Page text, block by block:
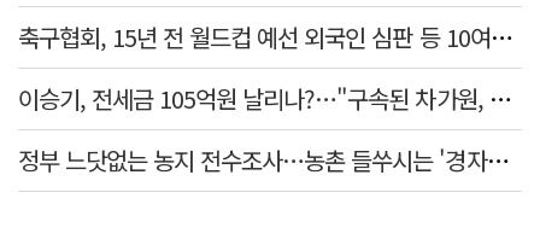
축구협회, 15년 전 월드컵 예선 외국인 심판 등 10여명에 '성 접대'
이승기, 전세금 105억원 날리나?…"구속된 차가원, 형사 범죄 영역"
정부 느닷없는 농지 전수조사…농촌 들쑤시는 '경자유전'의 칼날